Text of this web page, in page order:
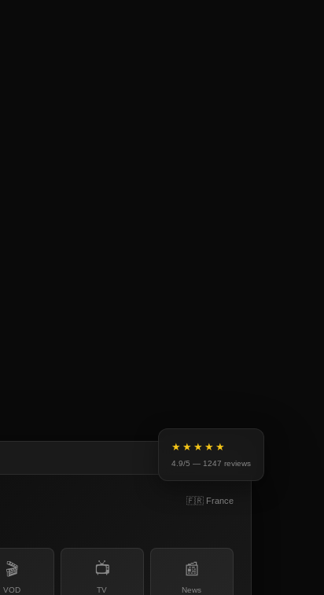
🇫🇷 France
🎬
VOD
📺
TV
📰
News
★★★★★
4.9/5 — 1247 reviews